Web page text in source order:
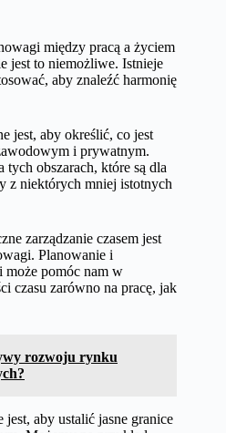
między pracą a życiem
jest to niemożliwe. Istnieje
aby znaleźć harmonię
jest, aby określić, co jest
i prywatnym.
tych obszarach, które są dla
z niektórych mniej istotnych
zarządzanie czasem jest
Planowanie i
może pomóc nam w
czasu zarówno na pracę, jak
rozwoju rynku
aby ustalić jasne granice